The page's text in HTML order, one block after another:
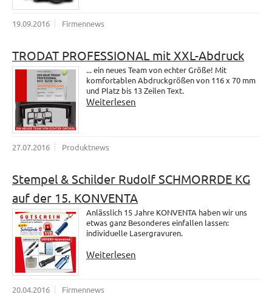
19.09.2016 Firmennews
TRODAT PROFESSIONAL mit XXL-Abdruck
... ein neues Team von echter Größe! Mit
komfortablen Abdruckgrößen von 116 x 70 mm
und Platz bis 13 Zeilen Text.
Weiterlesen
27.07.2016 Produktnews
Stempel & Schilder Rudolf SCHMORRDE KG
auf der 15. KONVENTA
Anlässlich 15 Jahre KONVENTA haben wir uns
etwas ganz Besonderes einfallen lassen:
individuelle Lasergravuren.
Weiterlesen
20.04.2016 Firmennews